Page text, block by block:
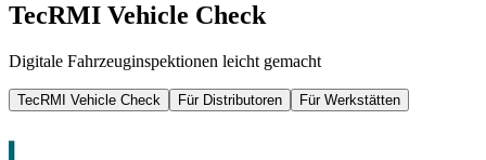
TecRMI Vehicle Check
Digitale Fahrzeuginspektionen leicht gemacht
TecRMI Vehicle Check Für Distributoren Für Werkstätten